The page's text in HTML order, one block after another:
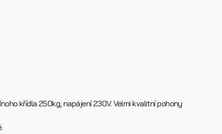
křídla 250kg, napájení 230V. Velmi kvalitní pohony